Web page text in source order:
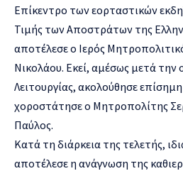
Επίκεντρο των εορταστικών
Τιμής των Αποστράτων της
αποτέλεσε ο Ιερός
Νικολάου. Εκεί, αμέσως μετά την
Λειτουργίας, ακολούθησε
χοροστάτησε ο Μητροπολίτης
Παύλος.
Κατά τη διάρκεια της τελετής,
αποτέλεσε η ανάγνωση της